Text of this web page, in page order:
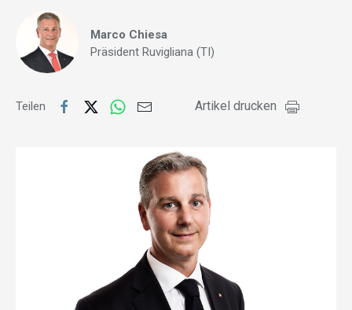
Marco Chiesa
Präsident Ruvigliana (TI)
Teilen Artikel drucken